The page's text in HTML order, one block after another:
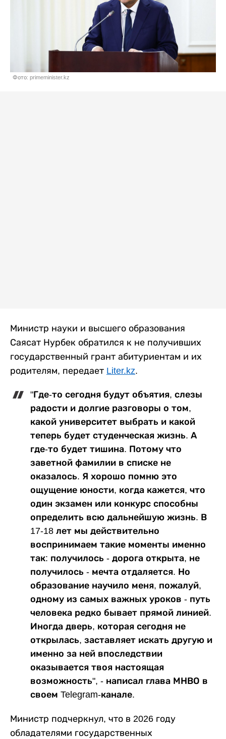
Фото: primeminister.kz
Министр науки и высшего образования
Саясат Нурбек обратился к не получивших
государственный грант абитуриентам и их
родителям, передает Liter.kz.
"Где-то сегодня будут объятия, слезы
радости и долгие разговоры о том,
какой университет выбрать и какой
теперь будет студенческая жизнь. А
где-то будет тишина. Потому что
заветной фамилии в списке не
оказалось. Я хорошо помню это
ощущение юности, когда кажется, что
один экзамен или конкурс способны
определить всю дальнейшую жизнь. В
17-18 лет мы действительно
воспринимаем такие моменты именно
так: получилось - дорога открыта, не
получилось - мечта отдаляется. Но
образование научило меня, пожалуй,
одному из самых важных уроков - путь
человека редко бывает прямой линией.
Иногда дверь, которая сегодня не
открылась, заставляет искать другую и
именно за ней впоследствии
оказывается твоя настоящая
возможность", - написал глава МНВО в
своем Telegram-канале.
Министр подчеркнул, что в 2026 году
обладателями государственных